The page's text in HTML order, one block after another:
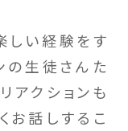
しい経験をす
の生徒さんた
アクションも
お話しするこ